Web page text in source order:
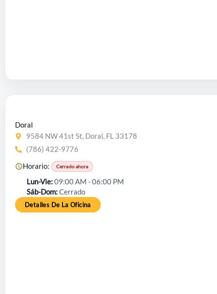
Doral
9584 NW 41st St, Doral, FL 33178
(786) 422-9776
Horario: Cerrado ahora
Lun-Vie 09:00 AM - 06:00 PM
Sáb-Dom Cerrado
Detalles De La Oficina